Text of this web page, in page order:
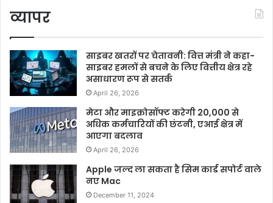
व्यापर
साइबर खतरों पर चेतावनी: वित्त मंत्री ने कहा-
साइबर हमलों से बचने के लिए वित्तीय क्षेत्र रहे
असाधारण रूप से सतर्क
April 26, 2026
मेटा और माइक्रोसॉफ्ट करेगी 20,000 से
अधिक कर्मचारियों की छंटनी, एआई क्षेत्र में
आएगा बदलाव
April 26, 2026
Apple जल्द ला सकता है सिम कार्ड सपोर्ट वाले
नए Mac
December 11, 2024